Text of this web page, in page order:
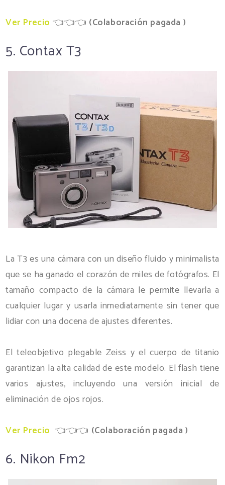
Ver Precio 👈👈👈 (Colaboración pagada )
5. Contax T3
La T3 es una cámara con un diseño fluido y minimalista
que se ha ganado el corazón de miles de fotógrafos. El
tamaño compacto de la cámara le permite llevarla a
cualquier lugar y usarla inmediatamente sin tener que
lidiar con una docena de ajustes diferentes.
El teleobjetivo plegable Zeiss y el cuerpo de titanio
garantizan la alta calidad de este modelo. El flash tiene
varios ajustes, incluyendo una versión inicial de
eliminación de ojos rojos.
Ver Precio 👈👈👈 (Colaboración pagada )
6. Nikon Fm2